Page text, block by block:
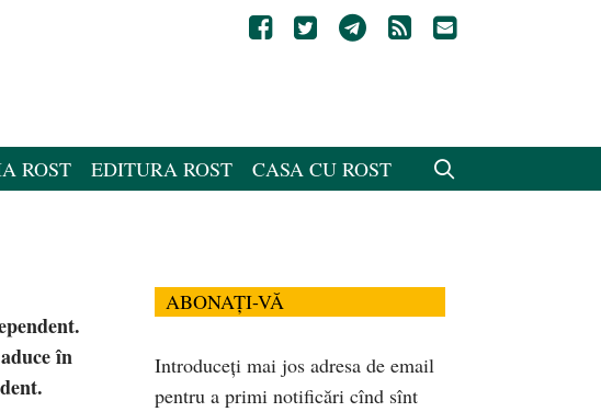
ROST EDITURA ROST CASA CU ROST
în
ABONAȚI-VĂ
Introduceți mai jos adresa de email
pentru a primi notificări cînd sînt